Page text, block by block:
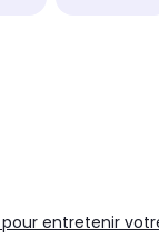
entretenir